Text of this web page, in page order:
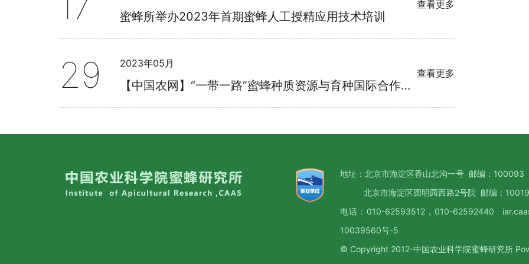
查看更多
蜜蜂所举办2023年首期蜜蜂人工授精应用技术培训
29 查看更多
2023年05月
【中国农网】“一带一路”蜜蜂种质资源与育种国际合作交流会召开
地址：北京市海淀区香山北沟一号 邮编：100093
北京市海淀区圆明园西路2号院 邮编：
电话：010-62593512，010-62592440
10039560号-5
© Copyright 2012-中国农业科学院蜜蜂研究所